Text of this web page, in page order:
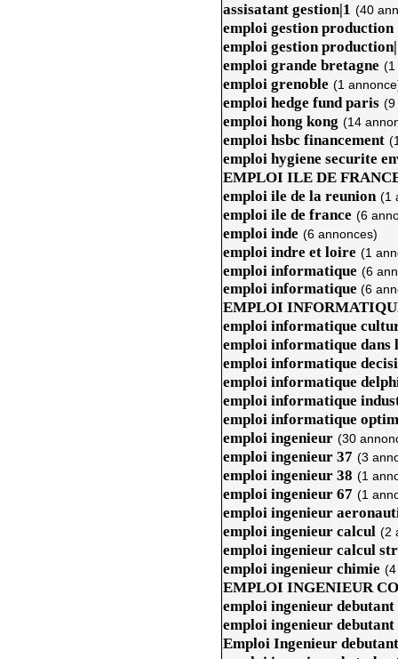
assisatant gestion|1 (40
emploi gestion production
emploi gestion
emploi grande bretagne (1
emploi grenoble (1
emploi hedge fund paris (9
emploi hong kong (14
emploi hsbc financement
emploi hygiene securite
EMPLOI ILE DE
emploi ile de la reunion (1
emploi ile de france (6
emploi inde (6 annonces)
emploi indre et loire (1
emploi informatique (6
emploi informatique (6
EMPLOI
emploi informatique
emploi informatique dans
emploi informatique
emploi informatique
emploi informatique
emploi informatique
emploi ingenieur (30
emploi ingenieur 37 (3
emploi ingenieur 38 (1
emploi ingenieur 67 (1
emploi ingenieur
emploi ingenieur calcul (2
emploi ingenieur calcul
emploi ingenieur chimie
EMPLOI INGENIEUR
emploi ingenieur debutant
emploi ingenieur debutant
Emploi Ingenieur